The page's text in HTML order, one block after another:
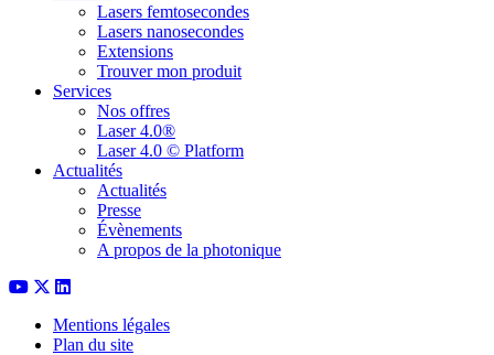
Lasers femtosecondes
Lasers nanosecondes
Extensions
Trouver mon produit
Services
Nos offres
Laser 4.0®
Laser 4.0 © Platform
Actualités
Actualités
Presse
Évènements
A propos de la photonique
Mentions légales
Plan du site